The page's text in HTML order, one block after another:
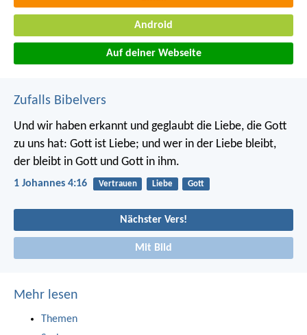
Android
Auf deiner Webseite
Zufalls Bibelvers
Und wir haben erkannt und geglaubt die Liebe, die Gott
zu uns hat: Gott ist Liebe; und wer in der Liebe bleibt,
der bleibt in Gott und Gott in ihm.
1 Johannes 4:16 Vertrauen Liebe Gott
Nächster Vers!
Mit Bild
Mehr lesen
Themen